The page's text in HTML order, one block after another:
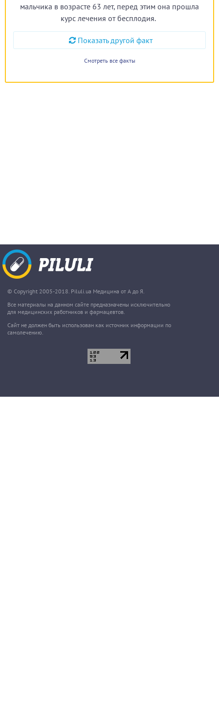
мальчика в возрасте 63 лет, перед этим она прошла
курс лечения от бесплодия.
Показать другой факт
Смотреть все факты
© Copyright 2005-2018. Piluli.ua Медицина от А до Я.
Все материалы на данном сайте предназначены исключительно
для медицинских работников и фармацевтов.
Сайт не должен быть использован как источник информации по
самолечению.